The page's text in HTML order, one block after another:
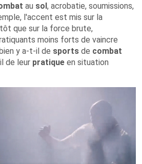
au sol, acrobatie, soumissions,
l'accent est mis sur la
que sur la force brute,
moins forts de vaincre
y a-t-il de sports de combat
de leur pratique en situation